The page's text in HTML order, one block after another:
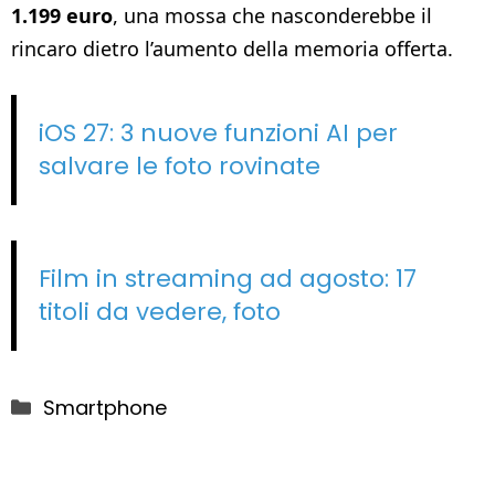
1.199 euro, una mossa che nasconderebbe il
rincaro dietro l’aumento della memoria offerta.
iOS 27: 3 nuove funzioni AI per
salvare le foto rovinate
Film in streaming ad agosto: 17
titoli da vedere, foto
Categorie
Smartphone